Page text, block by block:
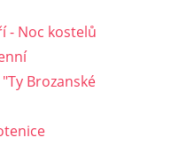
- Noc kostelů
Brozanské